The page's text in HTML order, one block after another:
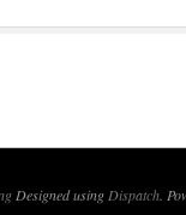
Designed using Dispatch.